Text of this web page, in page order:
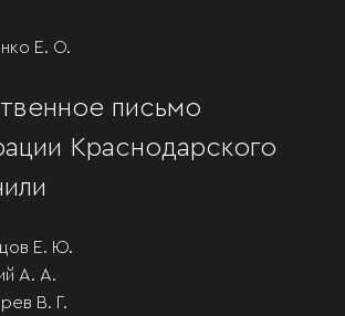
Е. О.
письмо
Краснодарского
Е. Ю.
А. А.
В. Г.